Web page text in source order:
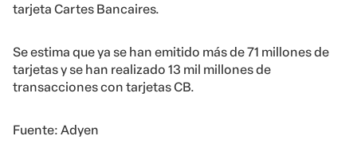
tarjeta Cartes Bancaires.
Se estima que ya se han emitido más de 71 millones de
tarjetas y se han realizado 13 mil millones de
transacciones con tarjetas CB.
Fuente: Adyen